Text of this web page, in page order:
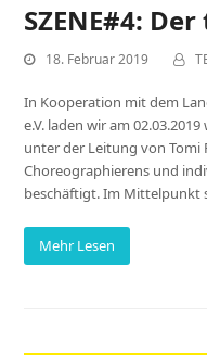
SZENE#4:
18. Februar 2019
In Kooperation mit dem
e.V. laden wir am
unter der Leitung von Tomi
Choreographierens und
beschäftigt. Im Mittelpunkt
Mehr Lesen